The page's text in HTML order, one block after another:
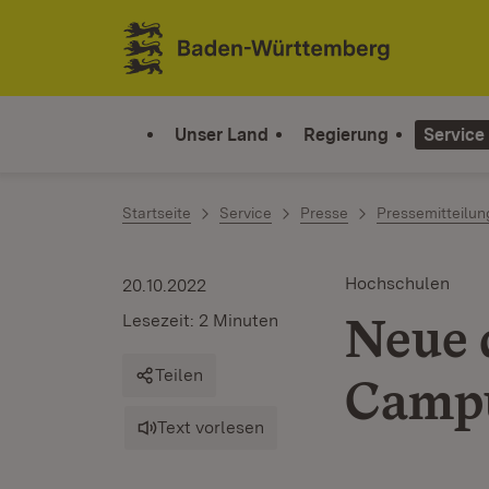
Zum Inhalt springen
Link zur Startseite
Unser Land Regierung Service
Startseite Service Presse
Hochschulen
20.10.2022
Lesezeit: 2 Minuten
Teilen
Text vorlesen